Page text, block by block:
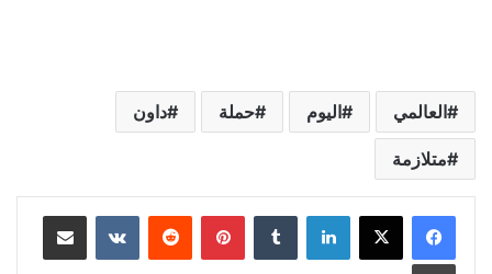
العالمي اليوم حملة داون
متلازمة
لينكدإن بينتيريست مشاركة عبر البريد
طباعة